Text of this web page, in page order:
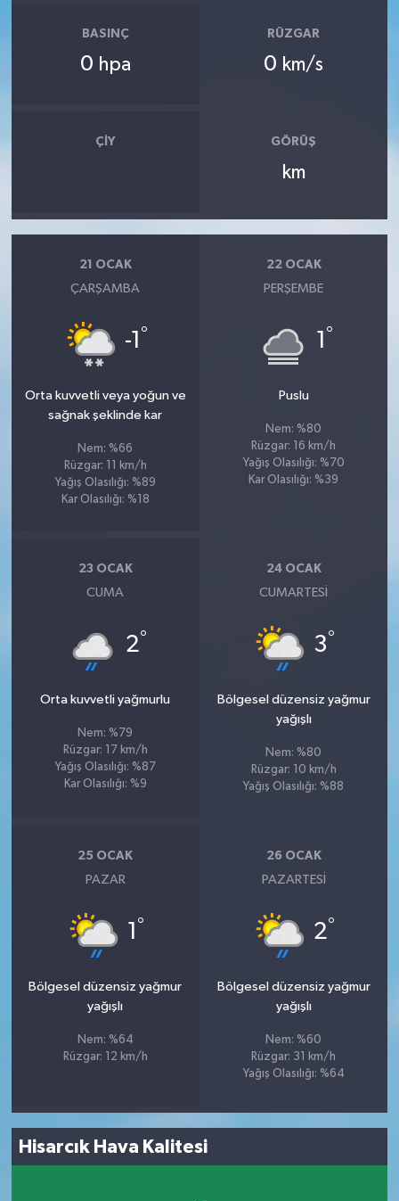
BASINÇ
0 hpa
RÜZGAR
0 km/s
ÇIY GÖRÜŞ
km
21 OCAK
ÇARŞAMBA
-1 °
Orta kuvvetli veya yoğun ve
sağnak şeklinde kar
Nem: %66
Rüzgar: 11 km/h
Yağış Olasılığı: %89
Kar Olasılığı: %18
22 OCAK
PERŞEMBE
1 °
Puslu
Nem: %80
Rüzgar: 16 km/h
Yağış Olasılığı: %70
Kar Olasılığı: %39
23 OCAK
CUMA
2°
Orta kuvvetli yağmurlu
Nem: %79
Rüzgar: 17 km/h
Yağış Olasılığı: %87
Kar Olasılığı: %9
24 OCAK
CUMARTESI
3°
Bölgesel düzensiz yağmur
yağışlı
Nem: %80
Rüzgar: 10 km/h
Yağış Olasılığı: %88
25 OCAK
PAZAR
1 °
Bölgesel düzensiz yağmur
yağışlı
Nem: %64
Rüzgar: 12 km/h
26 OCAK
PAZARTESI
2°
Bölgesel düzensiz yağmur
yağışlı
Nem: %60
Rüzgar: 31 km/h
Yağış Olasılığı: %64
Hisarcık Hava Kalitesi